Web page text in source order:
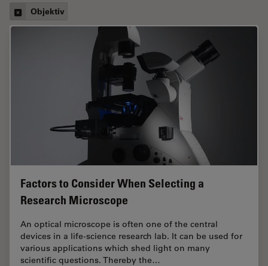
Objektiv
Factors to Consider When Selecting a
Research Microscope
An optical microscope is often one of the central
devices in a life-science research lab. It can be used for
various applications which shed light on many
scientific questions. Thereby the…